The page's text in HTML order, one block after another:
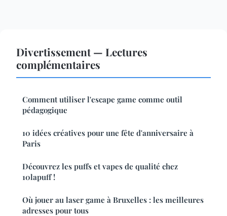
Divertissement — Lectures
complémentaires
Comment utiliser l'escape game comme outil
pédagogique
10 idées créatives pour une fête d'anniversaire à
Paris
Découvrez les puffs et vapes de qualité chez
10lapuff !
Où jouer au laser game à Bruxelles : les meilleures
adresses pour tous